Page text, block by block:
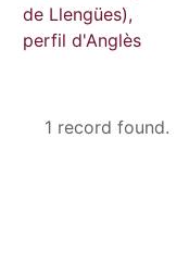
de Llengües),
perfil d'Anglès
1 record found.